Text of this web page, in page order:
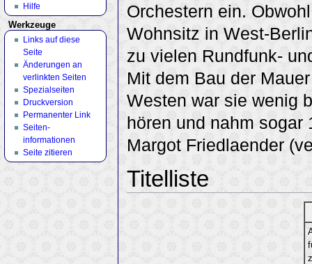
Orchestern ein.
Wohnsitz in West-
zu vielen Rundfunk-
Mit dem Bau der
Westen war sie wenig
hören und nahm
Margot Friedlaender
Titelliste
Hilfe
Werkzeuge
Links auf diese
Seite
Änderungen an
verlinkten Seiten
Spezialseiten
Druckversion
Permanenter Link
Seiten­
informationen
Seite zitieren